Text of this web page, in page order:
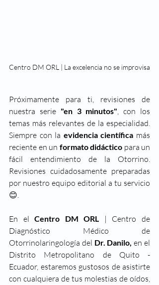
Centro DM ORL | La excelencia no se improvisa
Próximamente para ti, revisiones de
nuestra serie "en 3 minutos", con los
temas más relevantes de la especialidad.
Siempre con la evidencia científica más
reciente en un formato didáctico para un
fácil entendimiento de la Otorrino.
Revisiones cuidadosamente preparadas
por nuestro equipo editorial a tu servicio
😊.
En el Centro DM ORL | Centro de
Diagnóstico Médico de
Otorrinolaringología del Dr. Danilo, en el
Distrito Metropolitano de Quito -
Ecuador, estaremos gustosos de asistirte
con cualquiera de tus molestias de oídos,